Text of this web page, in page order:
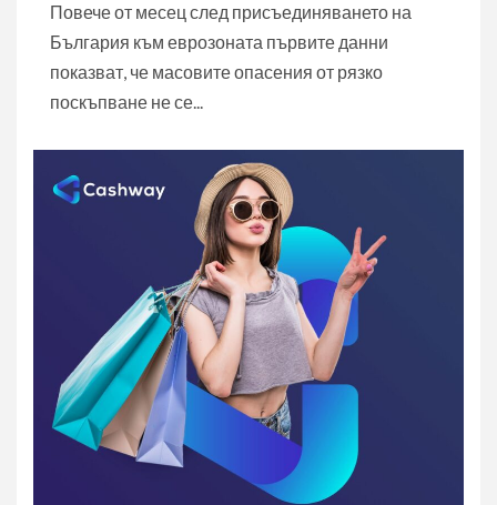
Повече от месец след присъединяването на
България към еврозоната първите данни
показват, че масовите опасения от рязко
поскъпване не се...